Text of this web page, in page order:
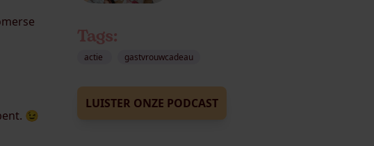
😉
Tags:
actie gastvrouwcadeau
LUISTER ONZE PODCAST